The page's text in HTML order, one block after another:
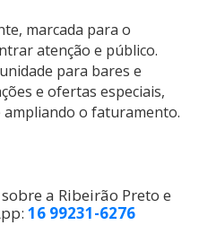
marcada para o
atenção e público.
para bares e
e ofertas especiais,
o faturamento.
a Ribeirão Preto e
16 99231-6276